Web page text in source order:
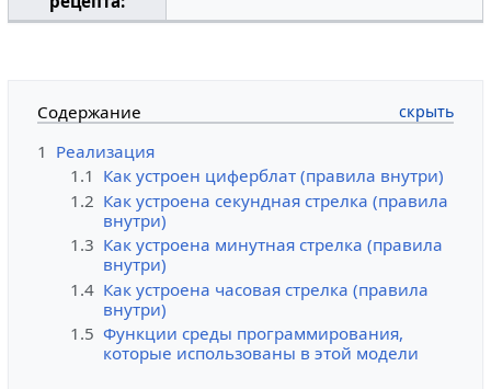
Содержание
1 Реализация
1.1 Как устроен циферблат (правила внутри)
1.2 Как устроена секундная стрелка (правила
внутри)
1.3 Как устроена минутная стрелка (правила
внутри)
1.4 Как устроена часовая стрелка (правила
внутри)
1.5 Функции среды программирования,
которые использованы в этой модели